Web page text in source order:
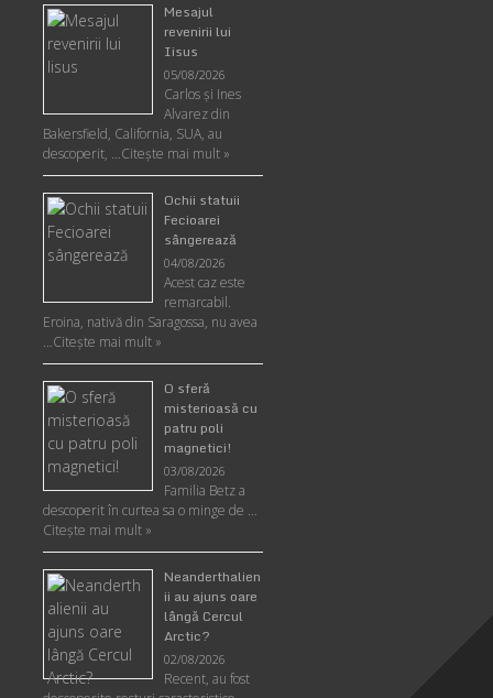
Mesajul
revenirii lui
Iisus
05/08/2026
Carlos şi Ines
Alvarez din
Bakersfield, California, SUA, au
descoperit, …Citeşte mai mult »
Ochii statuii
Fecioarei
sângerează
04/08/2026
Acest caz este
remarcabil.
Eroina, nativă din Saragossa, nu avea
…Citeşte mai mult »
O sferă
misterioasă cu
patru poli
magnetici!
03/08/2026
Familia Betz a
descoperit în curtea sa o minge de …
Citeşte mai mult »
Neanderthalien
ii au ajuns oare
lângă Cercul
Arctic?
02/08/2026
Recent, au fost